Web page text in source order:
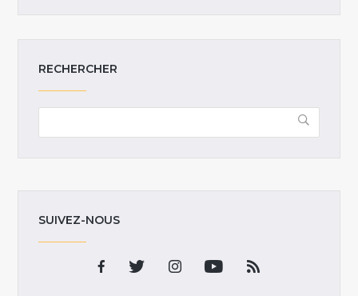
RECHERCHER
SUIVEZ-NOUS